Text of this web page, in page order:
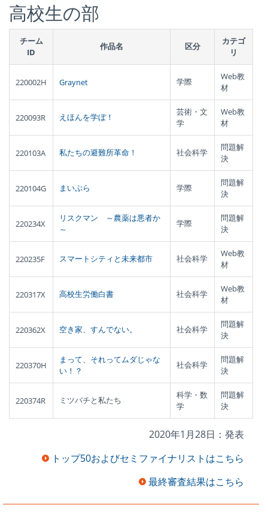
高校生の部
チーム
ID
作品名 区分
カテゴ
リ
220002H Graynet 学際
Web教
材
220093R えほんを学ぼ！
芸術・文
学
Web教
材
220103A 私たちの避難所革命！ 社会科学
問題解
決
220104G まいぷら 学際
問題解
決
220234X
リスクマン ～農薬は悪者か
～
学際
問題解
決
220235F スマートシティと未来都市 社会科学
Web教
材
220317X 高校生労働白書 社会科学
Web教
材
220362X 空き家、すんでない。 社会科学
問題解
決
220370H
まって、それってムダじゃな
い！？
社会科学
問題解
決
220374R ミツバチと私たち
科学・数
学
問題解
決
2020年1月28日：発表
トップ50およびセミファイナリストはこちら
最終審査結果はこちら